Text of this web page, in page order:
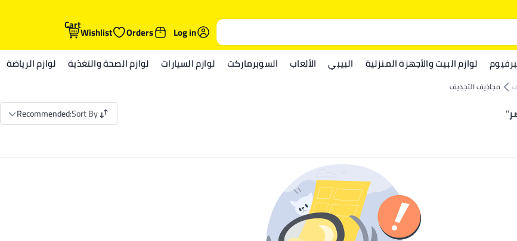
Log in
Orders
Wishlist
Cart
لوازم البيت والأجهزة المنزلية البيبي الألعاب السوبرماركت لوازم السيارات لوازم الصحة والتغذية لوازم الرياضة
مجاذيف التجديف
"
Sort By
:
Recommended